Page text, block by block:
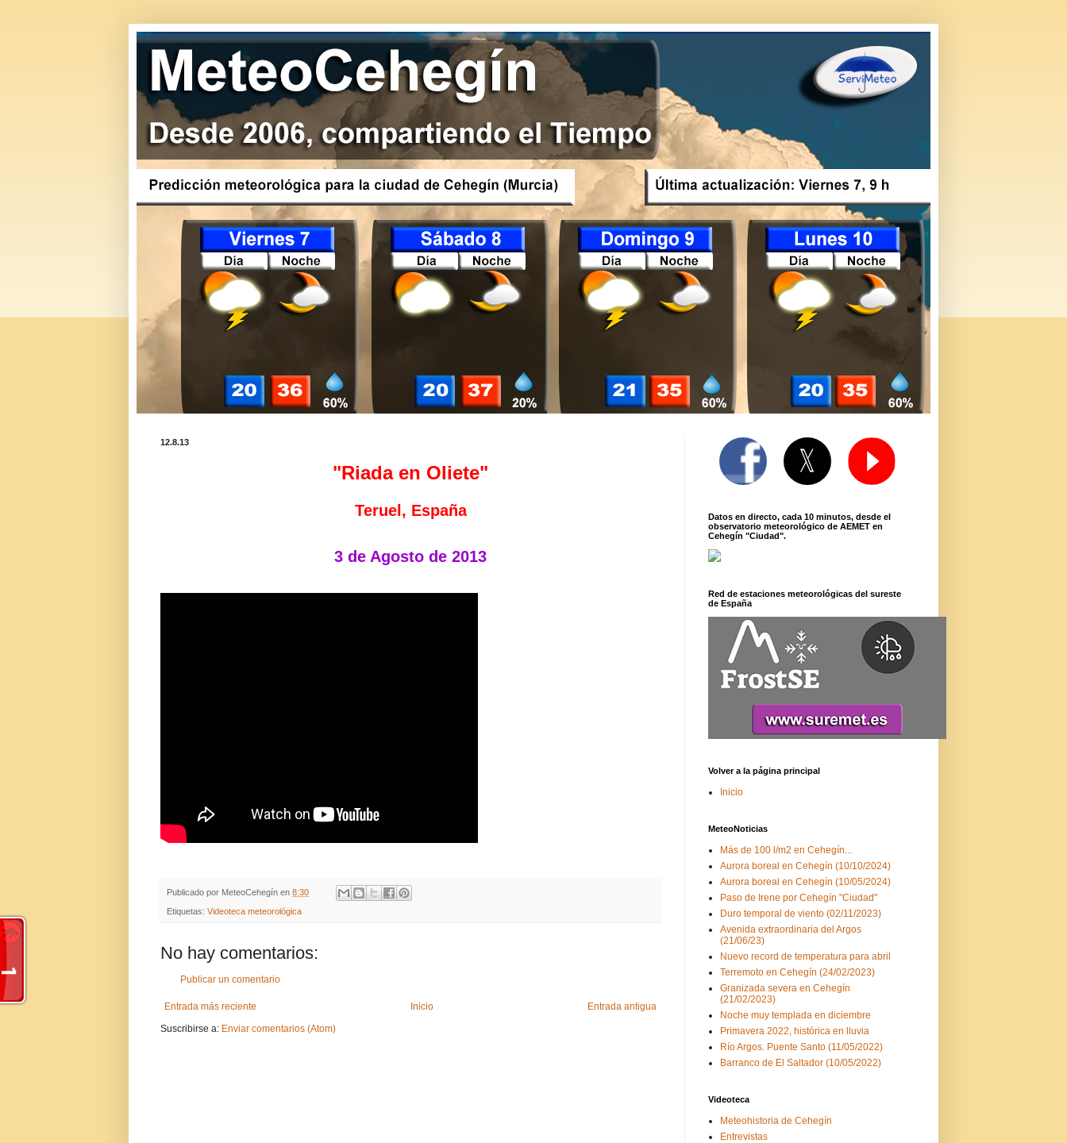
12.8.13
"Riada en Oliete"
Teruel, España
3 de Agosto de 2013
Publicado por MeteoCehegín en 8:30
Etiquetas: Videoteca meteorológica
No hay comentarios:
Publicar un comentario
Entrada más reciente Entrada antigua
Inicio
Suscribirse a: Enviar comentarios (Atom)
Datos en directo, cada 10 minutos, desde el
observatorio meteorológico de AEMET en
Cehegín "Ciudad".
Red de estaciones meteorológicas del sureste
de España
Volver a la página principal
Inicio
MeteoNoticias
Más de 100 l/m2 en Cehegín...
Aurora boreal en Cehegín (10/10/2024)
Aurora boreal en Cehegín (10/05/2024)
Paso de Irene por Cehegín "Ciudad"
Duro temporal de viento (02/11/2023)
Avenida extraordinaria del Argos
(21/06/23)
Nuevo record de temperatura para abril
Terremoto en Cehegín (24/02/2023)
Granizada severa en Cehegín
(21/02/2023)
Noche muy templada en diciembre
Primavera 2022, histórica en lluvia
Río Argos. Puente Santo (11/05/2022)
Barranco de El Saltador (10/05/2022)
Videoteca
Meteohistoria de Cehegín
Entrevistas